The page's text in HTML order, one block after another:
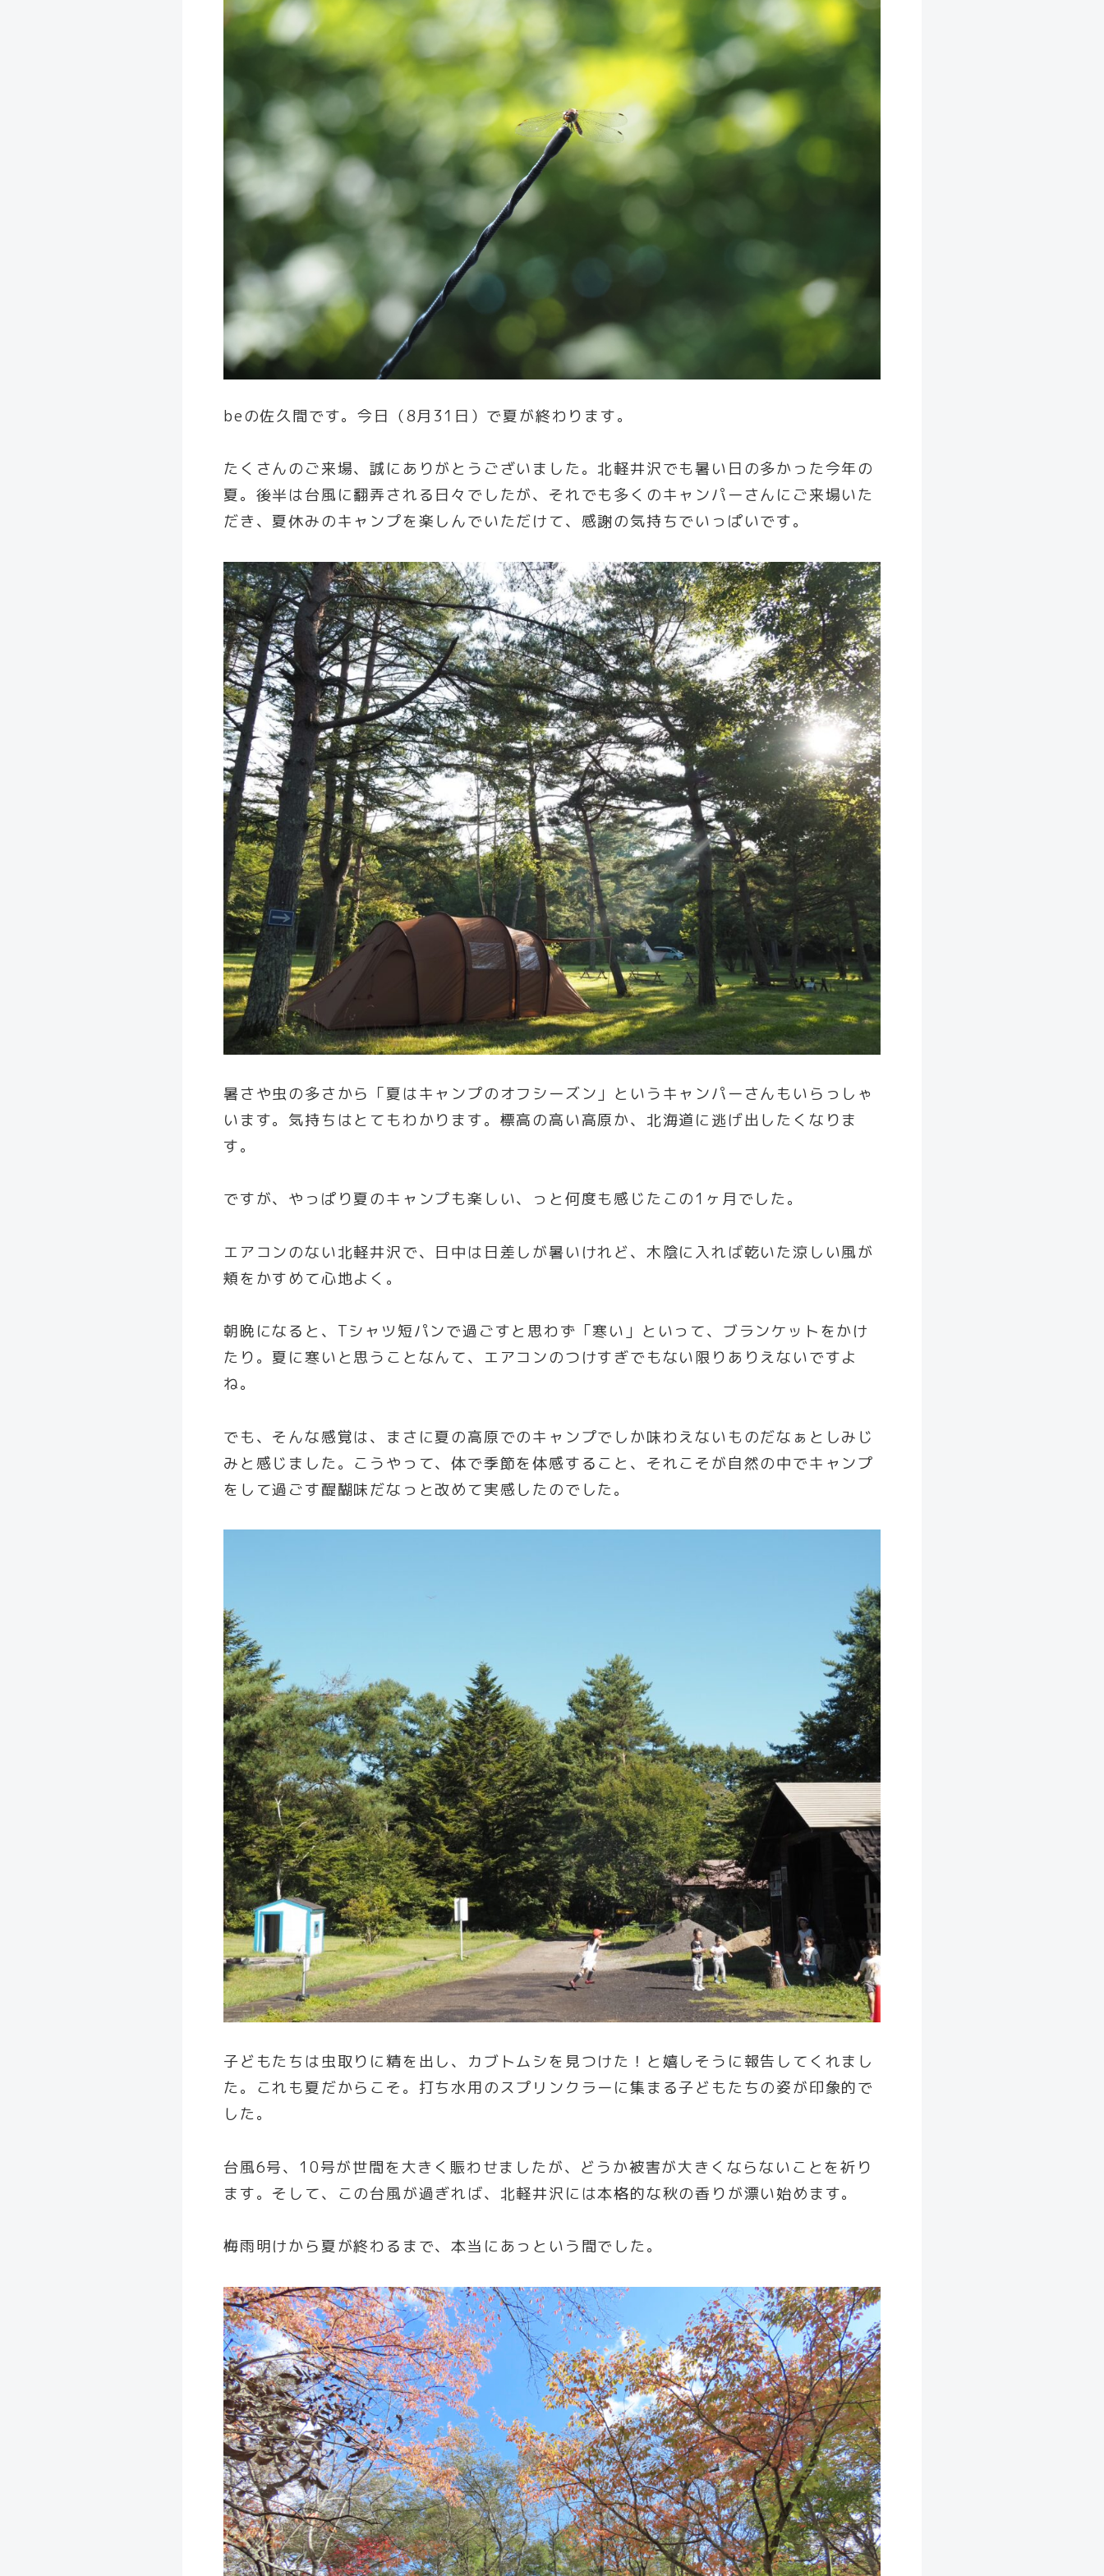
beの佐久間です。今日（8月31日）で夏が終わります。
たくさんのご来場、誠にありがとうございました。北軽井沢でも暑い日の多かった今年の
夏。後半は台風に翻弄される日々でしたが、それでも多くのキャンパーさんにご来場いた
だき、夏休みのキャンプを楽しんでいただけて、感謝の気持ちでいっぱいです。
暑さや虫の多さから「夏はキャンプのオフシーズン」というキャンパーさんもいらっしゃ
います。気持ちはとてもわかります。標高の高い高原か、北海道に逃げ出したくなりま
す。
ですが、やっぱり夏のキャンプも楽しい、っと何度も感じたこの1ヶ月でした。
エアコンのない北軽井沢で、日中は日差しが暑いけれど、木陰に入れば乾いた涼しい風が
頬をかすめて心地よく。
朝晩になると、Tシャツ短パンで過ごすと思わず「寒い」といって、ブランケットをかけ
たり。夏に寒いと思うことなんて、エアコンのつけすぎでもない限りありえないですよ
ね。
でも、そんな感覚は、まさに夏の高原でのキャンプでしか味わえないものだなぁとしみじ
みと感じました。こうやって、体で季節を体感すること、それこそが自然の中でキャンプ
をして過ごす醍醐味だなっと改めて実感したのでした。
子どもたちは虫取りに精を出し、カブトムシを見つけた！と嬉しそうに報告してくれまし
た。これも夏だからこそ。打ち水用のスプリンクラーに集まる子どもたちの姿が印象的で
した。
台風6号、10号が世間を大きく賑わせましたが、どうか被害が大きくならないことを祈り
ます。そして、この台風が過ぎれば、北軽井沢には本格的な秋の香りが漂い始めます。
梅雨明けから夏が終わるまで、本当にあっという間でした。